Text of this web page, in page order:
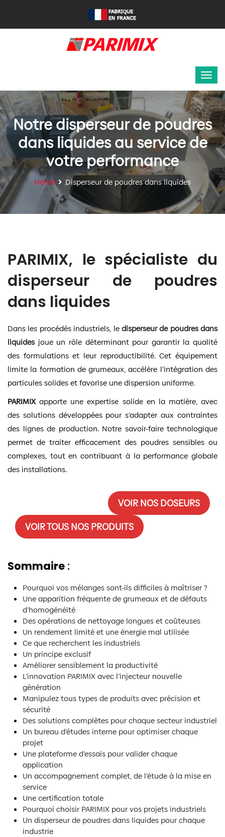
Notre disperseur de poudres
dans liquides au service de
votre performance
Home Disperseur de poudres dans liquides
PARIMIX, le spécialiste du
disperseur de poudres
dans liquides
Dans les procédés industriels, ledisperseur de poudres dans
liquidesjoue un rôle déterminant pour garantir la qualité
des formulations et leur reproductibilité. Cet équipement
limite la formation de grumeaux, accélère l’intégration des
particules solides et favorise une dispersion uniforme.
PARIMIXapporte une expertise solide en la matière, avec
des solutions développées pour s’adapter aux contraintes
des lignes de production. Notre savoir-faire technologique
permet de traiter efficacement des poudres sensibles ou
complexes, tout en contribuant à la performance globale
des installations.
VOIR NOS DOSEURS
VOIR TOUS NOS PRODUITS
Sommaire :
Pourquoi vos mélanges sont-ils difficiles à maîtriser ?
Une apparition fréquente de grumeaux et de défauts
d’homogénéité
Des opérations de nettoyage longues et coûteuses
Un rendement limité et une énergie mal utilisée
Ce que recherchent les industriels
Un principe exclusif
Améliorer sensiblement la productivité
L’innovation PARIMIX avec l’injecteur nouvelle
génération
Manipulez tous types de produits avec précision et
sécurité
Des solutions complètes pour chaque secteur industriel
Un bureau d’études interne pour optimiser chaque
projet
Une plateforme d’essais pour valider chaque
application
Un accompagnement complet, de l’étude à la mise en
service
Une certification totale
Pourquoi choisir PARIMIX pour vos projets industriels
Un disperseur de poudres dans liquides pour chaque
industrie